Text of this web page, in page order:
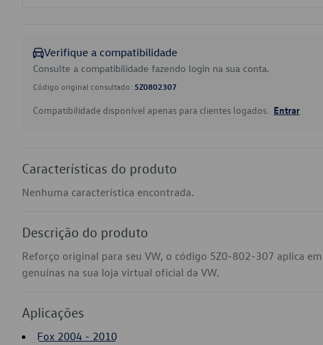
Verifique a compatibilidade
Consulte a compatibilidade fazendo login na sua conta.
Código original consultado: 5Z0802307
Compatibilidade disponível apenas para clientes logados. Entrar
Características do produto
Nenhuma característica encontrada.
Descrição do produto
Reforço original para seu VW, o código 5Z0-802-307 aplica em
genuínas na sua loja virtual oficial da VW.
Aplicações
Fox 2004 - 2010